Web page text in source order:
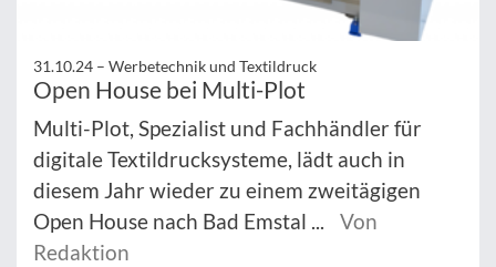
31.10.24 – Werbetechnik und Textildruck
Open House bei Multi-Plot
Multi-Plot, Spezialist und Fachhändler für
digitale Textildrucksysteme, lädt auch in
diesem Jahr wieder zu einem zweitägigen
Open House nach Bad Emstal ...
Von
Redaktion